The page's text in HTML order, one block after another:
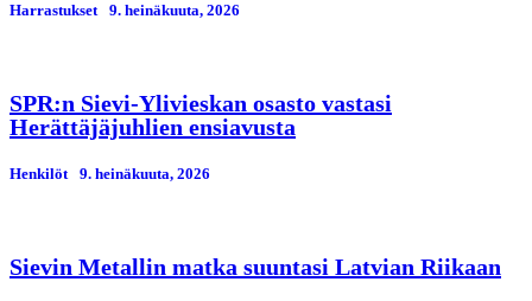
Harrastukset 9. heinäkuuta, 2026
SPR:n Sievi-Ylivieskan osasto vastasi
Herättäjäjuhlien ensiavusta
Henkilöt 9. heinäkuuta, 2026
Sievin Metallin matka suuntasi Latvian Riikaan